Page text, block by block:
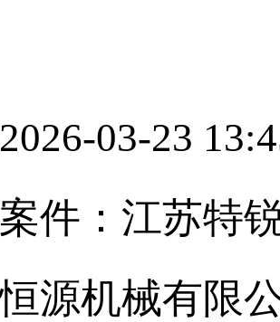
2026-03-23
案件：江苏特
恒源机械有限